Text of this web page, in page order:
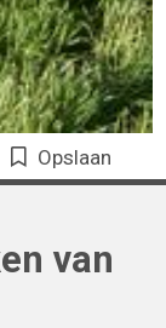
Opslaan
van